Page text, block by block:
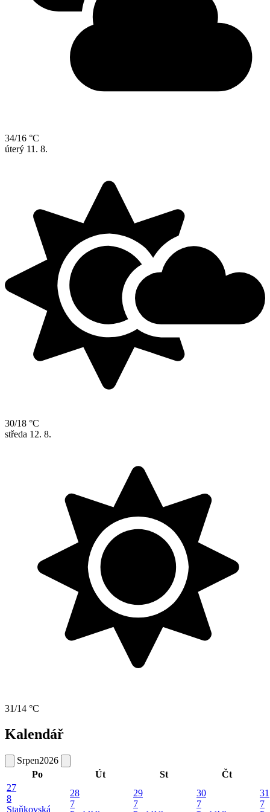
34/16 °C
úterý 11. 8.
30/18 °C
středa 12. 8.
31/14 °C
Kalendář
Srpen2026
Po
Út St
Čt
27
8
Staňkovská
28
7
29
7
30
7
31
7